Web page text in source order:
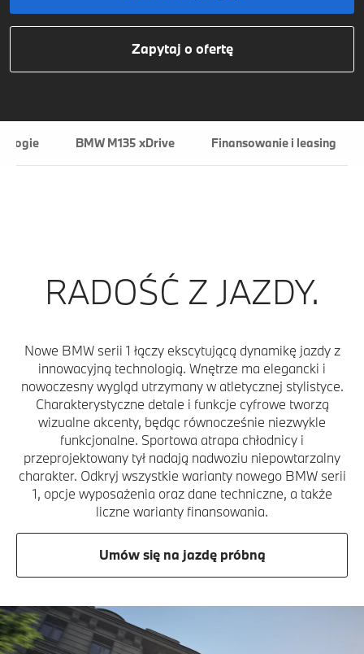
Zapytaj o ofertę
BMW M135 xDrive Finansowanie i leasing
RADOŚĆ Z JAZDY.
Nowe BMW serii 1 łączy ekscytującą dynamikę jazdy z
innowacyjną technologią. Wnętrze ma elegancki i
nowoczesny wygląd utrzymany w atletycznej stylistyce.
Charakterystyczne detale i funkcje cyfrowe tworzą
wizualne akcenty, będąc równocześnie niezwykle
funkcjonalne. Sportowa atrapa chłodnicy i
przeprojektowany tył nadają nadwoziu niepowtarzalny
charakter. Odkryj wszystkie warianty nowego BMW serii
1, opcje wyposażenia oraz dane techniczne, a także
liczne warianty finansowania.
Umów się na jazdę próbną